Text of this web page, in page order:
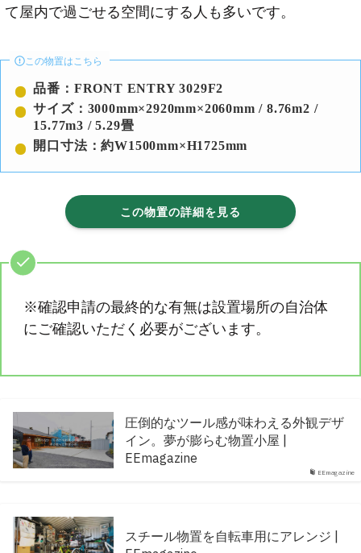
て屋内で過ごせる空間にする人も多いです。
この物置はこちら
品番：FRONT ENTRY 3029F2
サイズ：3000mm×2920mm×2060mm / 8.76m2 /
15.77m3 / 5.29畳
開口寸法：約W1500mm×H1725mm
この物置の詳細を見る
※確認申請の最終的な有無は設置場所の自治体
にご確認いただく必要がございます。
EEmagazine
圧倒的なツール感が味わえる外観デザ
イン。夢が膨らむ物置小屋 |
EEmagazine
スチール物置を自転車用にアレンジ |